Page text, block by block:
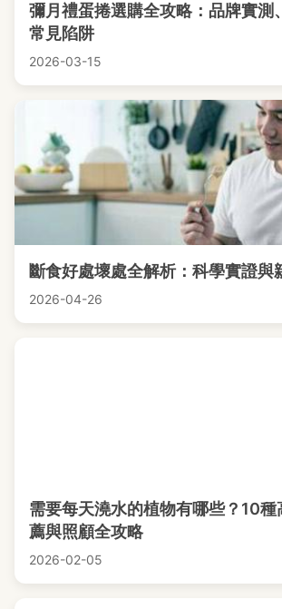
彌月禮蛋捲選購全攻略：品牌實測
常見陷阱
2026-03-15
斷食好處壞處全解析：科學實證與
2026-04-26
需要每天澆水的植物有哪些？10種
薦與照顧全攻略
2026-02-05